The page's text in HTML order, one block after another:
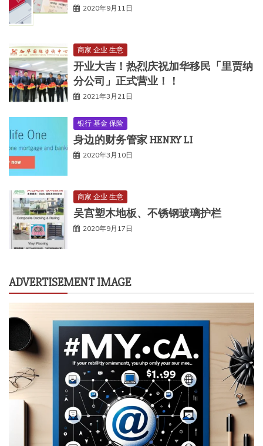
2020年9月11日
商家 企业 生意
开业大吉！热烈庆祝加华移民「里贾纳
分公司」正式营业！！
2021年3月21日
银行 基金 保险
身边的财务管家 HENRY LI
2020年3月10日
商家 企业 生意
吴宫塑木地板、不锈钢玻璃护栏
2020年9月17日
ADVERTISEMENT IMAGE